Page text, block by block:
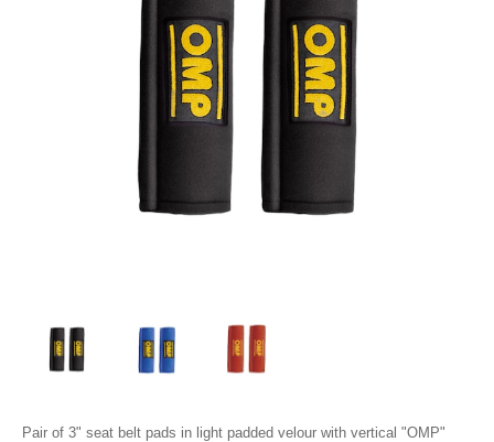
Pair of 3" seat belt pads in light padded velour with vertical "OMP"